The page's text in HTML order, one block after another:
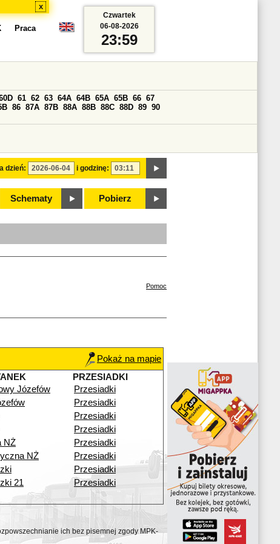
x
Praca
dzień: i godzinę:
61 62 63 64A 64B 65A 65B 66 67
86 87A 87B 88A 88B 88C 88D 89 90
Schematy Pobierz
Czwartek
06-08-2026
23:59
Pomoc
Pokaż na mapie
PRZESIADKI
Józefów
Przesiadki
Przesiadki
Przesiadki
Przesiadki
NŻ
Przesiadki
NŻ
Przesiadki
Przesiadki
21
Przesiadki
ich bez pisemnej zgody MPK-